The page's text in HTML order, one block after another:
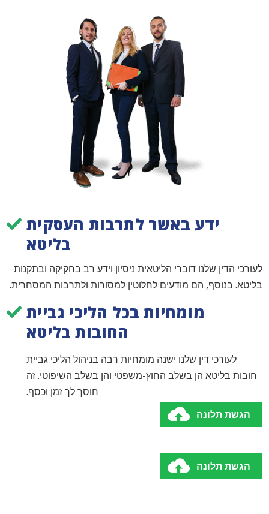
ידע באשר לתרבות העסקית
בליטא
לעורכי הדין שלנו דוברי הליטאית ניסיון וידע רב בחקיקה ובתקנות
בליטא. בנוסף, הם מודעים לחלוטין למסורות ולתרבות המסחרית.
מומחיות בכל הליכי גביית
החובות בליטא
לעורכי דין שלנו ישנה מומחיות רבה בניהול הליכי גביית
חובות בליטא הן בשלב החוץ-משפטי והן בשלב השיפוטי. זה
חוסך לך זמן וכסף.
הגשת תלונה
הגשת תלונה